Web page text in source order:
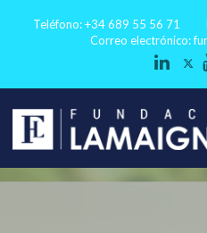
Teléfono: +34 689 55 56 71
Correo electrónico: